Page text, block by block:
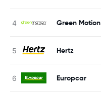
Green Motion
Hertz
Europcar